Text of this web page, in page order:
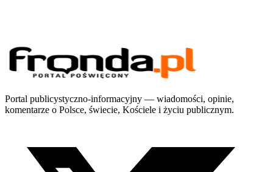
Portal publicystyczno-informacyjny — wiadomości, opinie,
komentarze o Polsce, świecie, Kościele i życiu publicznym.